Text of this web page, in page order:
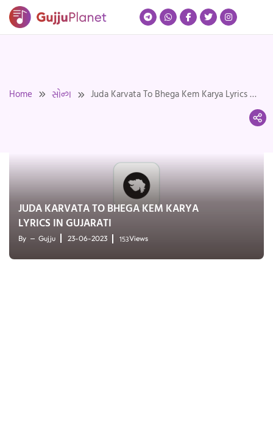
Skip
Home સોન્ગ
Juda Karvata To Bhega Kem Karya Lyrics in
JUDA KARVATA TO BHEGA KEM KARYA
LYRICS IN GUJARATI
By Gujju 23-06-2023 153Views